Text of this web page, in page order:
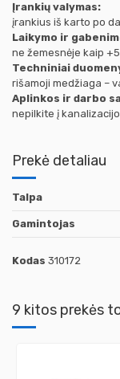
Įrankių valymas:
įrankius iš karto po
Laikymo ir
ne žemesnėje kaip
Techniniai
rišamoji medžiaga –
Aplinkos ir darbo
nepilkite į
Prekė detaliau
Talpa
Gamintojas
Kodas 310172
9 kitos prekės